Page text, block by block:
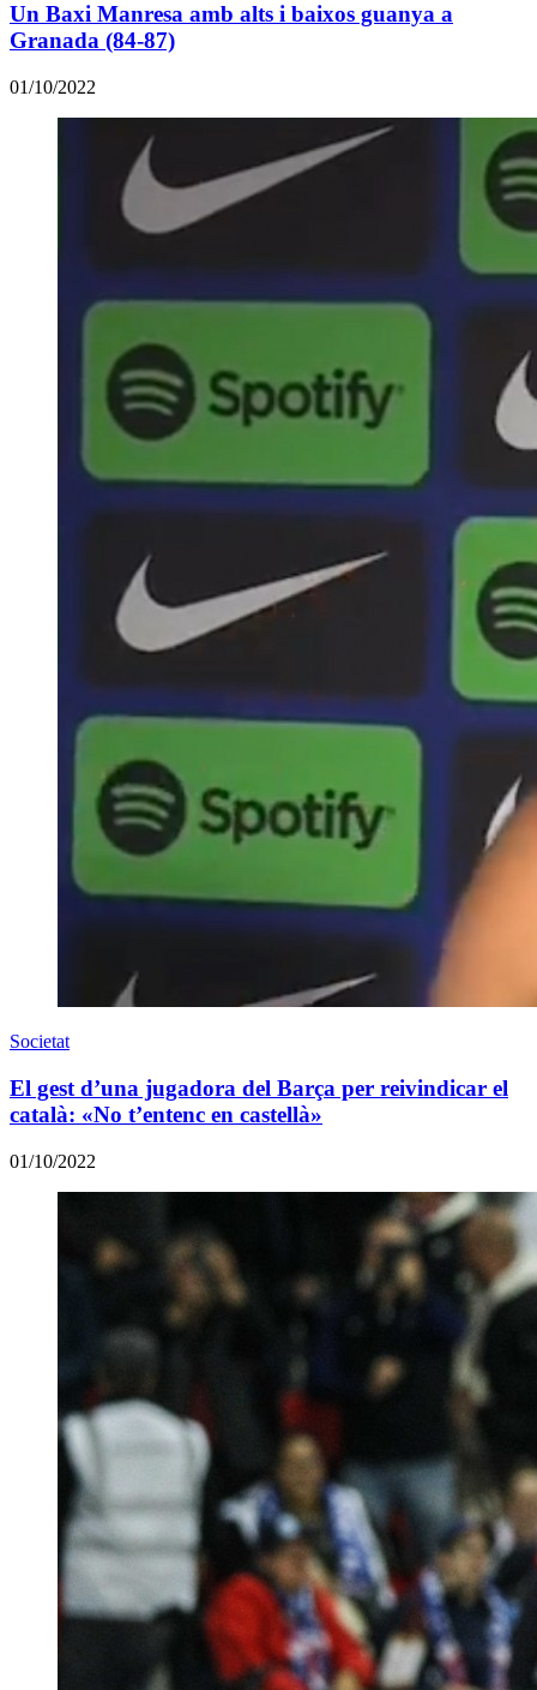
Un Baxi Manresa amb alts i baixos guanya a
Granada (84-87)
01/10/2022
Societat
El gest d’una jugadora del Barça per reivindicar el
català: «No t’entenc en castellà»
01/10/2022